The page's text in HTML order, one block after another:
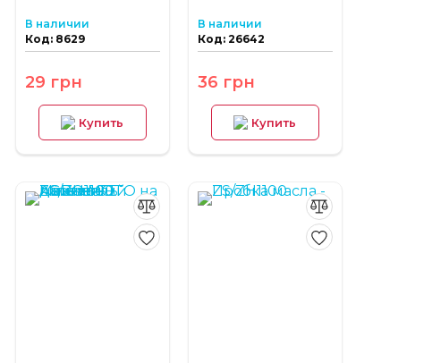
В наличии
Код: 8629
29 грн
Купить
В наличии
Код: 26642
36 грн
Купить